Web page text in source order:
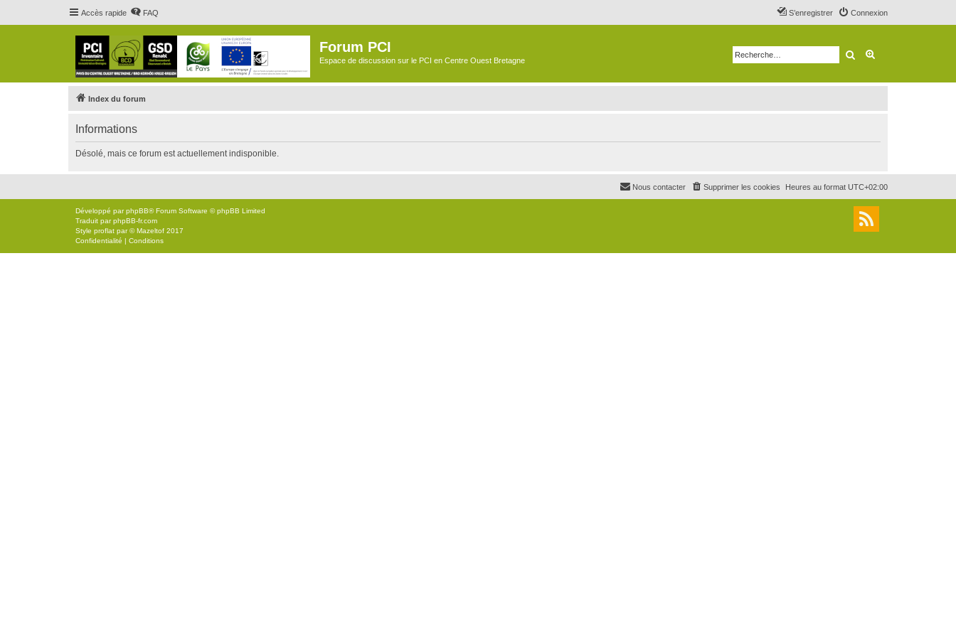
Accès rapide FAQ Connexion
S’enregistrer
Forum PCI
Espace de discussion sur le PCI en Centre Ouest Bretagne Rechercher
Index du forum
Informations
Désolé, mais ce forum est actuellement indisponible.
Heures au format UTC+02:00
Supprimer les cookies
Nous contacter
Développé parphpBB® Forum Software © phpBB Limited
Traduit parphpBB-fr.com
Style proflat par ©Mazeltof 2017
Confidentialité | Conditions